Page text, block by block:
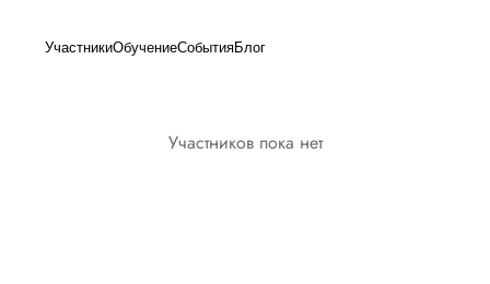
УчастникиОбучениеСобытияБлог
Участников пока нет